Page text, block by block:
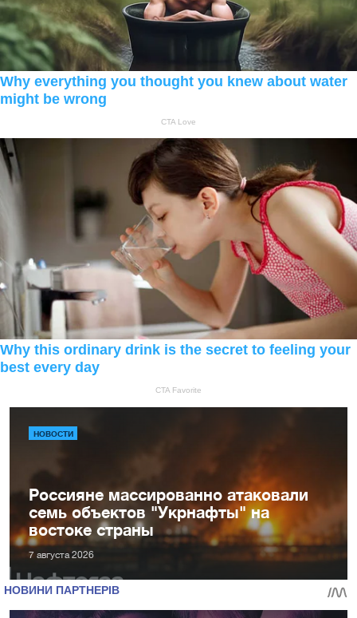
НОВОСТИ
Россияне массированно атаковали
семь объектов "Укрнафты" на
востоке страны
7 августа 2026